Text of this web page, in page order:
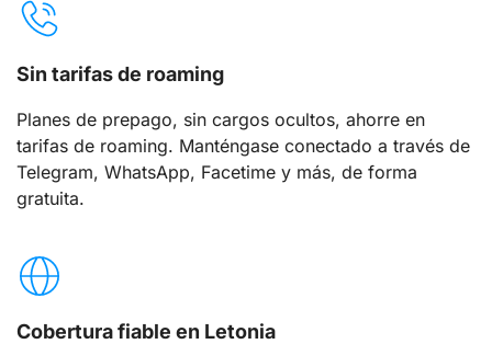
Sin tarifas de roaming
Planes de prepago, sin cargos ocultos, ahorre en
tarifas de roaming. Manténgase conectado a través de
Telegram, WhatsApp, Facetime y más, de forma
gratuita.
Cobertura fiable en Letonia